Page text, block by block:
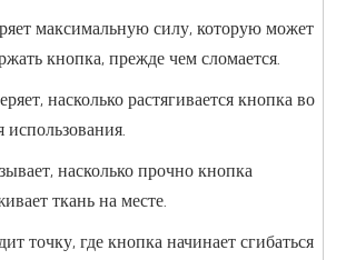
максимальную силу, которую может
кнопка, прежде чем сломается.
насколько растягивается кнопка во
использования.
насколько прочно кнопка
ткань на месте.
точку, где кнопка начинает сгибаться